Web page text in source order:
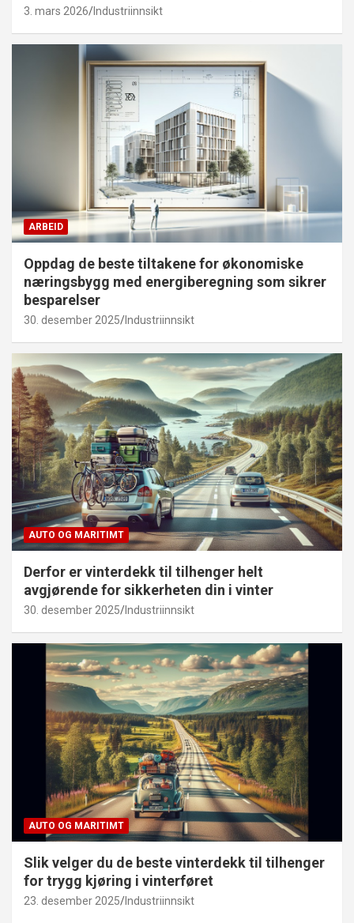
3. mars 2026 Industriinnsikt
ARBEID
Oppdag de beste tiltakene for økonomiske
næringsbygg med energiberegning som sikrer
besparelser
30. desember 2025 Industriinnsikt
AUTO OG MARITIMT
Derfor er vinterdekk til tilhenger helt
avgjørende for sikkerheten din i vinter
30. desember 2025 Industriinnsikt
AUTO OG MARITIMT
Slik velger du de beste vinterdekk til tilhenger
for trygg kjøring i vinterføret
23. desember 2025 Industriinnsikt